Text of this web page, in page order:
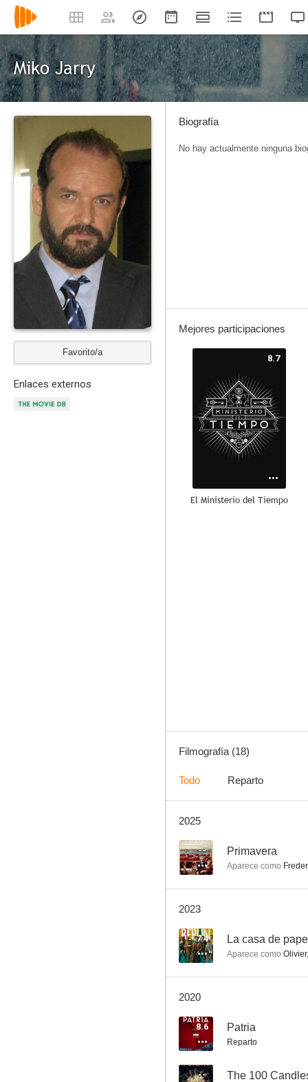
Miko Jarry
Favorito/a
Enlaces externos
Biografía
No hay actualmente ninguna
Mejores participaciones
8.7
El Ministerio del Tiempo
Filmografía (18)
Todo Reparto
2025
-- Primavera
Aparece como
2023
7.4 La casa de
Aparece como Olivier
2020
8.6 Patria
Reparto
-- The 100